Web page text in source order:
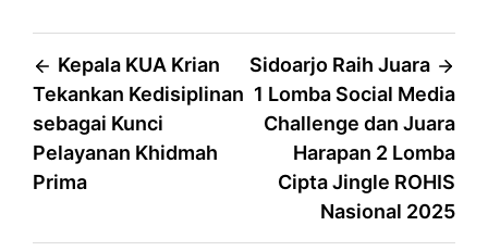
Post
navigation
Kepala KUA Krian
Tekankan Kedisiplinan
sebagai Kunci
Pelayanan Khidmah
Prima
Sidoarjo Raih Juara
1 Lomba Social Media
Challenge dan Juara
Harapan 2 Lomba
Cipta Jingle ROHIS
Nasional 2025